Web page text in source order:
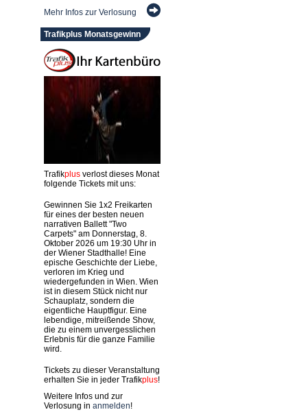
Mehr Infos zur Verlosung
Trafikplus Monatsgewinn
Trafikplusverlost dieses Monat
folgende Tickets mit uns:
Gewinnen Sie 1x2 Freikarten
für eines der besten neuen
narrativen Ballett "Two
Carpets" am Donnerstag, 8.
Oktober 2026 um 19:30 Uhr in
der Wiener Stadthalle! Eine
epische Geschichte der Liebe,
verloren im Krieg und
wiedergefunden in Wien. Wien
ist in diesem Stück nicht nur
Schauplatz, sondern die
eigentliche Hauptfigur. Eine
lebendige, mitreißende Show,
die zu einem unvergesslichen
Erlebnis für die ganze Familie
wird.
Tickets zu dieser Veranstaltung
erhalten Sie in jeder Trafikplus!
Weitere Infos und zur
Verlosung in anmelden!